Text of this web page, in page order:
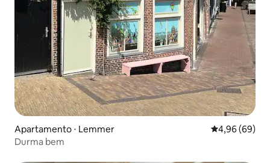
Apartamento ⋅ Lemmer 4,96 de uma
4,96 (69)
Durma bem